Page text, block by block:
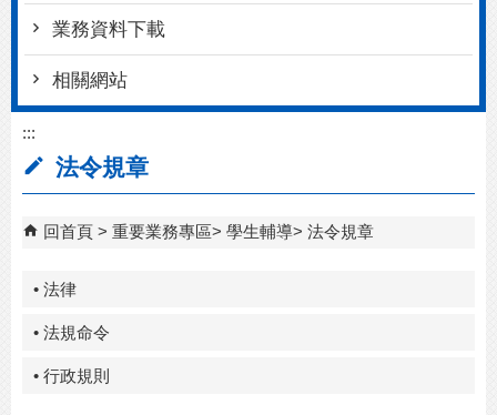
業務資料下載
相關網站
:::
法令規章
回首頁 重要業務專區 學生輔導 法令規章
• 法律
• 法規命令
• 行政規則